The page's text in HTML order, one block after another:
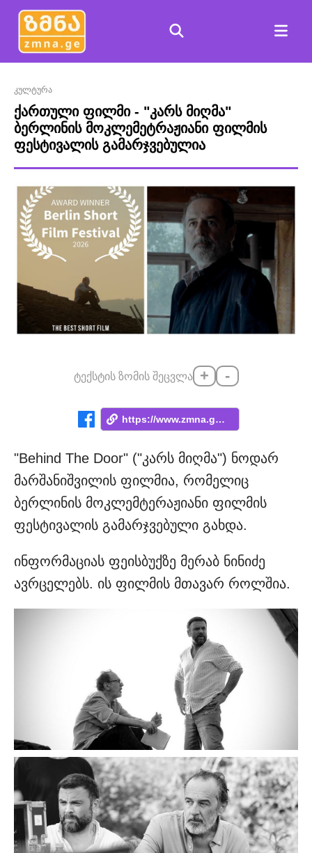
კულტურა
ქართული ფილმი - "კარს მიღმა"
ბერლინის მოკლემეტრაჟიანი ფილმის
ფესტივალის გამარჯვებულია
ტექსტის ზომის შეცვლა + -
https://www.zmna.ge/news/kartuli-pilmi-k...
"Behind The Door" ("კარს მიღმა") ნოდარ
მარშანიშვილის ფილმია, რომელიც
ბერლინის მოკლემტერაჟიანი ფილმის
ფესტივალის გამარჯვებული გახდა.
ინფორმაციას ფეისბუქზე მერაბ ნინიძე
ავრცელებს. ის ფილმის მთავარ როლშია.